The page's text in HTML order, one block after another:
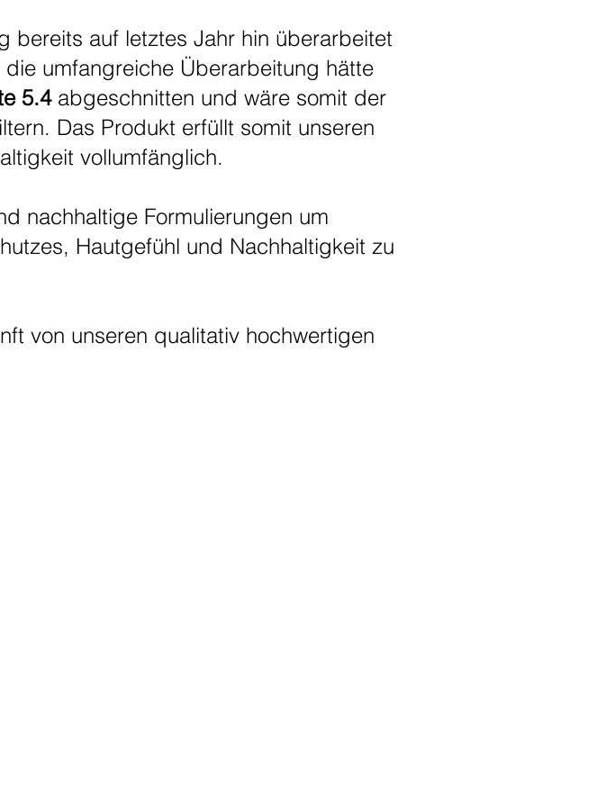
bereits auf letztes Jahr hin überarbeitet
umfangreiche Überarbeitung hätte
5.4abgeschnitten und wäre somit der
Das Produkt erfüllt somit unseren
vollumfänglich.
nachhaltige Formulierungen um
Hautgefühl und Nachhaltigkeit zu
von unseren qualitativ hochwertigen